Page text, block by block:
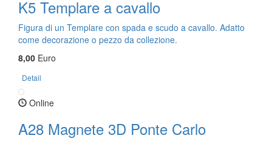
K5 Templare a cavallo
Figura di un Templare con spada e scudo a cavallo. Adatto
come decorazione o pezzo da collezione.
8,00 Euro
Detail
Online
A28 Magnete 3D Ponte Carlo